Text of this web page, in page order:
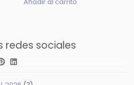
redes sociales